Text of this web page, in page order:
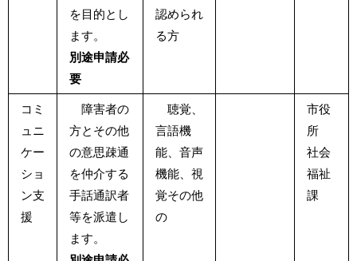
を目的とし
ます。
別途申請必
要
認められ
る方
コミ
ュニ
ケー
ショ
ン支
援
障害者の
方とその他
の意思疎通
を仲介する
手話通訳者
等を派遣し
ます。
聴覚、
言語機
能、音声
機能、視
覚その他
の
市役
所
社会
福祉
課